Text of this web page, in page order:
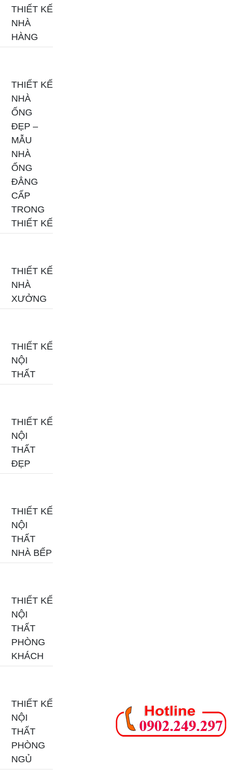
THIẾT KẾ
NHÀ
HÀNG
THIẾT KẾ
NHÀ
ỐNG
ĐẸP –
MẪU
NHÀ
ỐNG
ĐẲNG
CẤP
TRONG
THIẾT KẾ
THIẾT KẾ
NHÀ
XƯỞNG
THIẾT KẾ
NỘI
THẤT
THIẾT KẾ
NỘI
THẤT
ĐẸP
THIẾT KẾ
NỘI
THẤT
NHÀ BẾP
THIẾT KẾ
NỘI
THẤT
PHÒNG
KHÁCH
THIẾT KẾ
NỘI
THẤT
PHÒNG
NGỦ